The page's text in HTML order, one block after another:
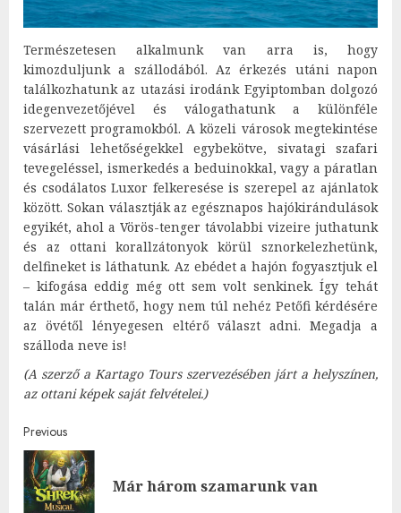
Természetesen alkalmunk van arra is, hogy
kimozduljunk a szállodából. Az érkezés utáni napon
találkozhatunk az utazási irodánk Egyiptomban dolgozó
idegenvezetőjével és válogathatunk a különféle
szervezett programokból. A közeli városok megtekintése
vásárlási lehetőségekkel egybekötve, sivatagi szafari
tevegeléssel, ismerkedés a beduinokkal, vagy a páratlan
és csodálatos Luxor felkeresése is szerepel az ajánlatok
között. Sokan választják az egésznapos hajókirándulások
egyikét, ahol a Vörös-tenger távolabbi vizeire juthatunk
és az ottani korallzátonyok körül sznorkelezhetünk,
delfineket is láthatunk. Az ebédet a hajón fogyasztjuk el
– kifogása eddig még ott sem volt senkinek. Így tehát
talán már érthető, hogy nem túl nehéz Petőfi kérdésére
az övétől lényegesen eltérő választ adni. Megadja a
szálloda neve is!
(A szerző a Kartago Tours szervezésében járt a helyszínen,
az ottani képek saját felvételei.)
Post
navigation
Previous
Már három szamarunk van